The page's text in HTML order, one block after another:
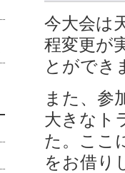
今大会は
程変更が
とができ
また、参
大きなト
た。ここ
をお借り